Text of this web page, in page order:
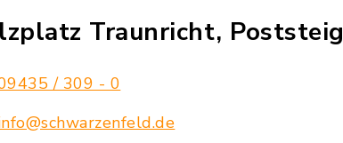
Traunricht, Poststeig
/ 309 - 0